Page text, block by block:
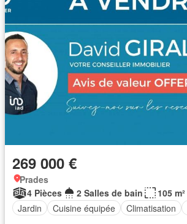
269 000 €
Prades
4 Pièces
2 Salles de bain
105 m²
Jardin
Cuisine équipée Climatisation